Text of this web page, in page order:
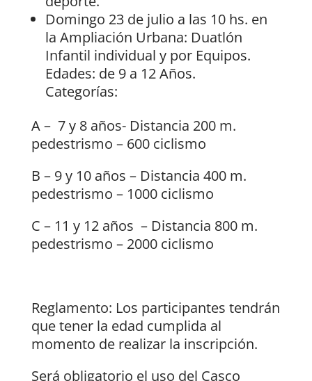
Domingo 23 de julio a las 10 hs. en
la Ampliación Urbana: Duatlón
Infantil individual y por Equipos.
Edades: de 9 a 12 Años.
Categorías:
A – 7 y 8 años- Distancia 200 m.
pedestrismo – 600 ciclismo
B – 9 y 10 años – Distancia 400 m.
pedestrismo – 1000 ciclismo
C – 11 y 12 años – Distancia 800 m.
pedestrismo – 2000 ciclismo
Reglamento: Los participantes tendrán
que tener la edad cumplida al
momento de realizar la inscripción.
Será obligatorio el uso del Casco